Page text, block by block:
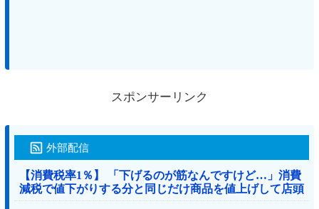
スポンサーリンク
外部配信
【消費税率1％】 「下げるのが筋なんですけど…」消費
減税で値下がりする分と同じだけ商品を値上げして店頭
価格を変えない店も